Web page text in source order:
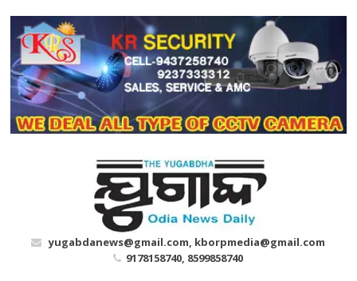
content
yugabdanews@gmail.com, kborpmedia@gmail.com
9178158740, 8599858740